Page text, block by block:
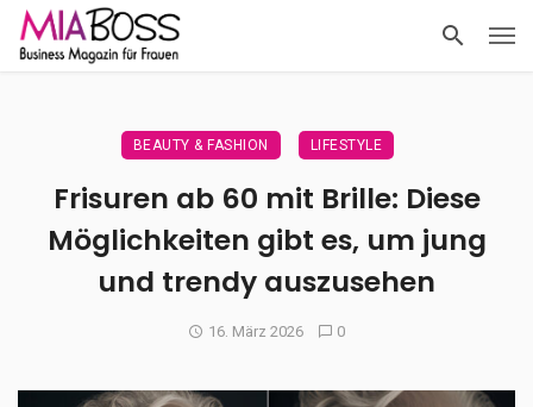
BEAUTY & FASHION LIFESTYLE
Frisuren ab 60 mit Brille: Diese
Möglichkeiten gibt es, um jung
und trendy auszusehen
16. März 2026 0